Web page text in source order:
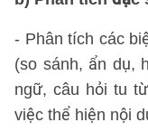
- Phân tích các
(so sánh, ẩn dụ,
ngữ, câu hỏi tu
việc thể hiện nội